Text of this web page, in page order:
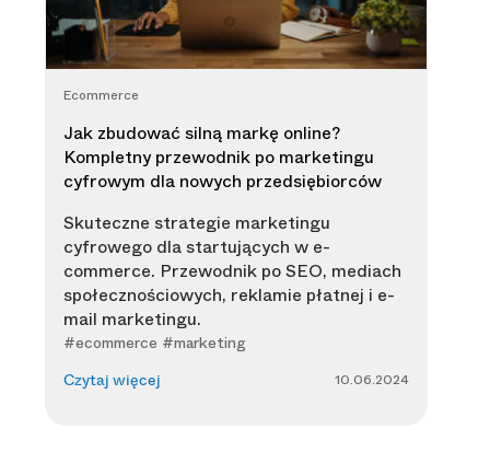
Ecommerce
Jak zbudować silną markę online?
Kompletny przewodnik po marketingu
cyfrowym dla nowych przedsiębiorców
Skuteczne strategie marketingu
cyfrowego dla startujących w e-
commerce. Przewodnik po SEO, mediach
społecznościowych, reklamie płatnej i e-
mail marketingu.
#ecommerce #marketing
Czytaj więcej 10.06.2024